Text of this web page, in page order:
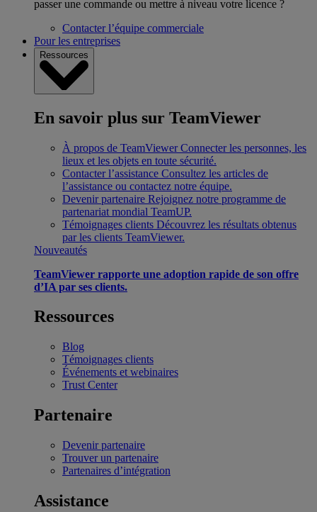
passer une commande ou mettre à niveau votre licence ?
Contacter l’équipe commerciale
Pour les entreprises
Ressources
En savoir plus sur TeamViewer
À propos de TeamViewer Connecter les personnes, les
lieux et les objets en toute sécurité.
Contacter l’assistance Consultez les articles de
l’assistance ou contactez notre équipe.
Devenir partenaire Rejoignez notre programme de
partenariat mondial TeamUP.
Témoignages clients Découvrez les résultats obtenus
par les clients TeamViewer.
Nouveautés
TeamViewer rapporte une adoption rapide de son offre
d’IA par ses clients.
Ressources
Blog
Témoignages clients
Événements et webinaires
Trust Center
Partenaire
Devenir partenaire
Trouver un partenaire
Partenaires d’intégration
Assistance